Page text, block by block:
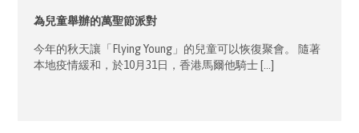
為兒童舉辦的萬聖節派對
今年的秋天讓「Flying Young」的兒童可以恢復聚會。 隨著
本地疫情緩和，於10月31日，香港馬爾他騎士 […]